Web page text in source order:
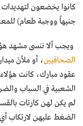
جنيهاً ووجبة طعام)
ويجب ألا ننسى مشهد
الصحافيين، أو ملأنَ
عقود مبارك، كانت
الشعبية في السباب
لم يكن لهن كارتات
الضغط عليهن لارتكاب